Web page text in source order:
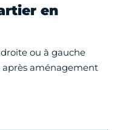
en
ou à gauche
après aménagement